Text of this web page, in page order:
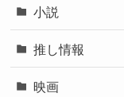
小説
推し情報
映画